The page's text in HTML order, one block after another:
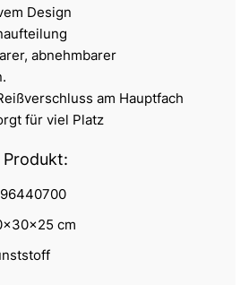
Design
abnehmbarer
am Hauptfach
für viel Platz
Produkt:
cm